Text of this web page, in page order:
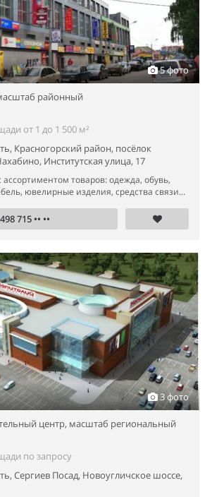
5 фото
районный
от 1 до 1 500 м²
Красногорский район, посёлок
Институтская улица, 17
ассортиментом товаров: одежда, обувь,
ювелирные изделия, средства связи...
715 •• ••
3 фото
центр, масштаб региональный
по запросу
Сергиев Посад, Новоугличское шоссе,